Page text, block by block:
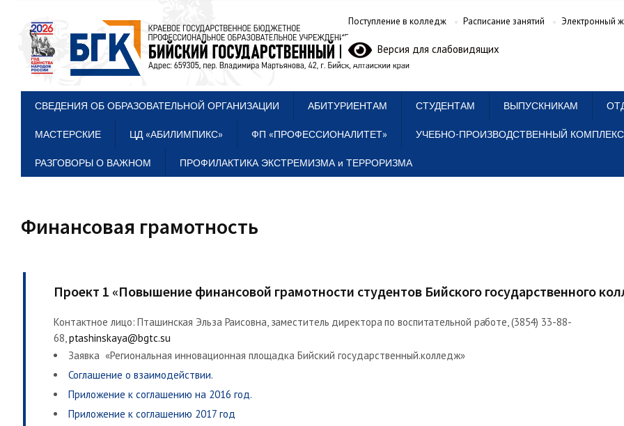
Поступление в колледж Расписание занятий Электронный
Версия для слабовидящих
СВЕДЕНИЯ ОБ ОБРАЗОВАТЕЛЬНОЙ ОРГАНИЗАЦИИ АБИТУРИЕНТАМ СТУДЕНТАМ ВЫПУСКНИКАМ
МАСТЕРСКИЕ ЦД «АБИЛИМПИКС» ФП «ПРОФЕССИОНАЛИТЕТ» УЧЕБНО-ПРОИЗВОДСТВЕННЫЙ КОМПЛЕКС
РАЗГОВОРЫ О ВАЖНОМ ПРОФИЛАКТИКА ЭКСТРЕМИЗМА и ТЕРРОРИЗМА
Финансовая грамотность
Проект 1 «Повышение финансовой грамотности студентов Бийского государственного
Контактное лицо: Пташинская Эльза Раисовна, заместитель директора по воспитательной работе, (3854) 33-88-
68,ptashinskaya@bgtc.su
Заявка «Региональная инновационная площадка Бийский государственный.колледж»
Соглашение о взаимодействии.
Приложение к соглашению на 2016 год.
Приложение к соглашению 2017 год